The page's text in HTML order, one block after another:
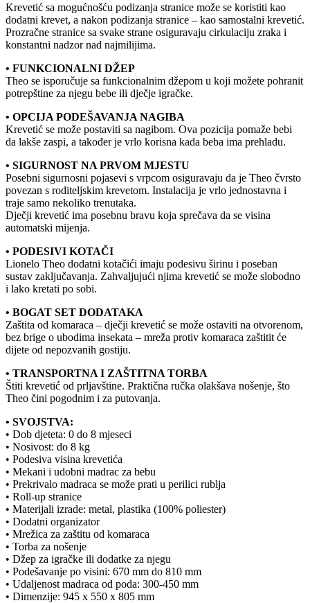
Krevetić sa mogućnošću podizanja stranice može se koristiti kao
dodatni krevet, a nakon podizanja stranice – kao samostalni krevetić.
Prozračne stranice sa svake strane osiguravaju cirkulaciju zraka i
konstantni nadzor nad najmilijima.
• FUNKCIONALNI DŽEP
Theo se isporučuje sa funkcionalnim džepom u koji možete pohranit
potrepštine za njegu bebe ili dječje igračke.
• OPCIJA PODEŠAVANJA NAGIBA
Krevetić se može postaviti sa nagibom. Ova pozicija pomaže bebi
da lakše zaspi, a također je vrlo korisna kada beba ima prehladu.
• SIGURNOST NA PRVOM MJESTU
Posebni sigurnosni pojasevi s vrpcom osiguravaju da je Theo čvrsto
povezan s roditeljskim krevetom. Instalacija je vrlo jednostavna i
traje samo nekoliko trenutaka.
Dječji krevetić ima posebnu bravu koja sprečava da se visina
automatski mijenja.
• PODESIVI KOTAČI
Lionelo Theo dodatni kotačići imaju podesivu širinu i poseban
sustav zaključavanja. Zahvaljujući njima krevetić se može slobodno
i lako kretati po sobi.
• BOGAT SET DODATAKA
Zaštita od komaraca – dječji krevetić se može ostaviti na otvorenom,
bez brige o ubodima insekata – mreža protiv komaraca zaštitit će
dijete od nepozvanih gostiju.
• TRANSPORTNA I ZAŠTITNA TORBA
Štiti krevetić od prljavštine. Praktična ručka olakšava nošenje, što
Theo čini pogodnim i za putovanja.
• SVOJSTVA:
• Dob djeteta: 0 do 8 mjeseci
• Nosivost: do 8 kg
• Podesiva visina krevetića
• Mekani i udobni madrac za bebu
• Prekrivalo madraca se može prati u perilici rublja
• Roll-up stranice
• Materijali izrade: metal, plastika (100% poliester)
• Dodatni organizator
• Mrežica za zaštitu od komaraca
• Torba za nošenje
• Džep za igračke ili dodatke za njegu
• Podešavanje po visini: 670 mm do 810 mm
• Udaljenost madraca od poda: 300-450 mm
• Dimenzije: 945 x 550 x 805 mm